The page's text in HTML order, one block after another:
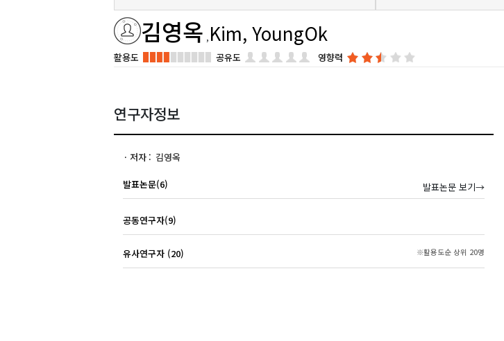
김영옥 Kim, YoungOk
활용도 공유도 영향력
연구자정보
저자 김영옥
발표논문(6) 발표논문 보기→
공동연구자(9)
유사연구자 (20) ※활용도순 상위 20명